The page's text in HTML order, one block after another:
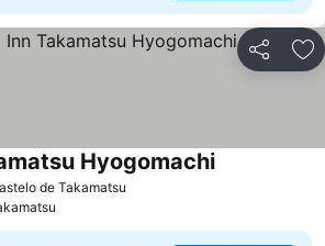
Partilhar
de Takamatsu
Hyogomachi